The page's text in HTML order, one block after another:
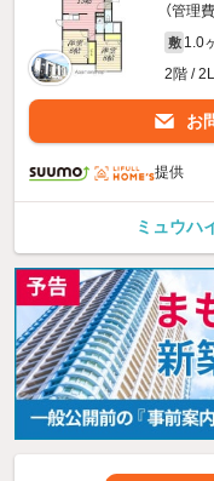
（管理
敷 1.0
2階 /
お
提供
ミュウハ